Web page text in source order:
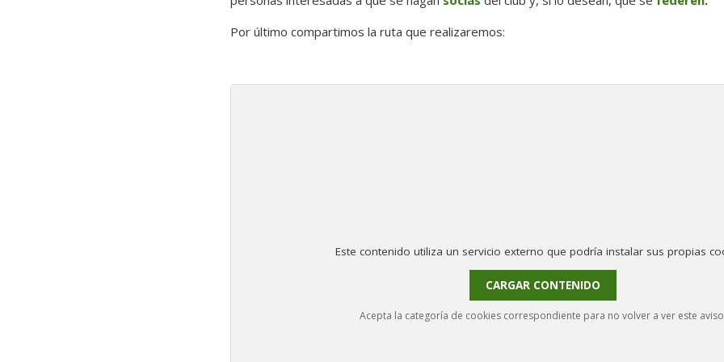
Por último compartimos la ruta que realizaremos:
Este contenido utiliza un servicio externo que podría instalar sus propias
CARGAR CONTENIDO
Acepta la categoría de cookies correspondiente para no volver a ver este